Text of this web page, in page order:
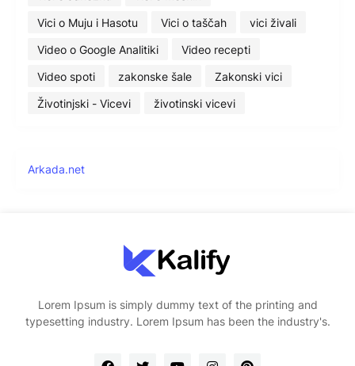
Vici o Muju i Hasotu
Vici o taščah
vici živali
Video o Google Analitiki
Video recepti
Video spoti
zakonske šale
Zakonski vici
Životinjski - Vicevi
životinski vicevi
Arkada.net
Lorem Ipsum is simply dummy text of the printing and
typesetting industry. Lorem Ipsum has been the industry's.